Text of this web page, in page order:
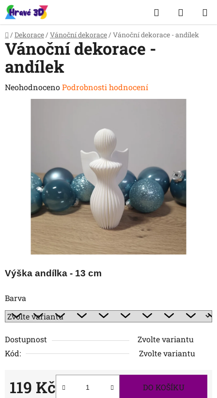
Přejít
na
obsah
Hledat
KOŠÍK
Domů
/ Dekorace / Vánoční dekorace / Vánoční dekorace - andílek
Výška andílka - 13 cm
Barva
Dostupnost
Zvolte variantu
Kód:
Zvolte variantu
119 Kč DO KOŠÍKU
Vánoční dekorace -
andílek
Průměrné
hodnocení
hvězdiček.
NeohodnocenoPodrobnosti hodnocení